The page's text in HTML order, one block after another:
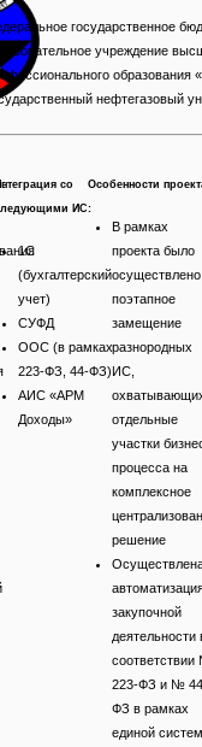
государственное
учреждение
образования
нефтегазовый
со
ИС:
1С
(бухгалтерский
учет)
СУФД
ООС (в рамках
223-ФЗ, 44-ФЗ)
АИС «АРМ
Доходы»
Особенности
В рамках
проекта было
осуществлено
поэтапное
замещение
разнородных
ИС,
отдельные
участки
процесса на
комплексное
решение
закупочной
деятельности
223-ФЗ и №
ФЗ в рамках
единой